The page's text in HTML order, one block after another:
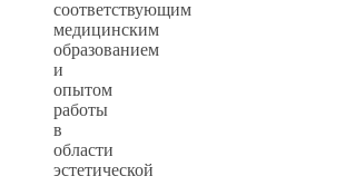
соответствующим
медицинским
образованием
и
опытом
работы
в
области
эстетической